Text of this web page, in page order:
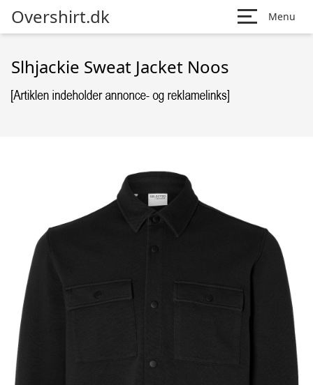
Overshirt.dk Menu
Slhjackie Sweat Jacket Noos